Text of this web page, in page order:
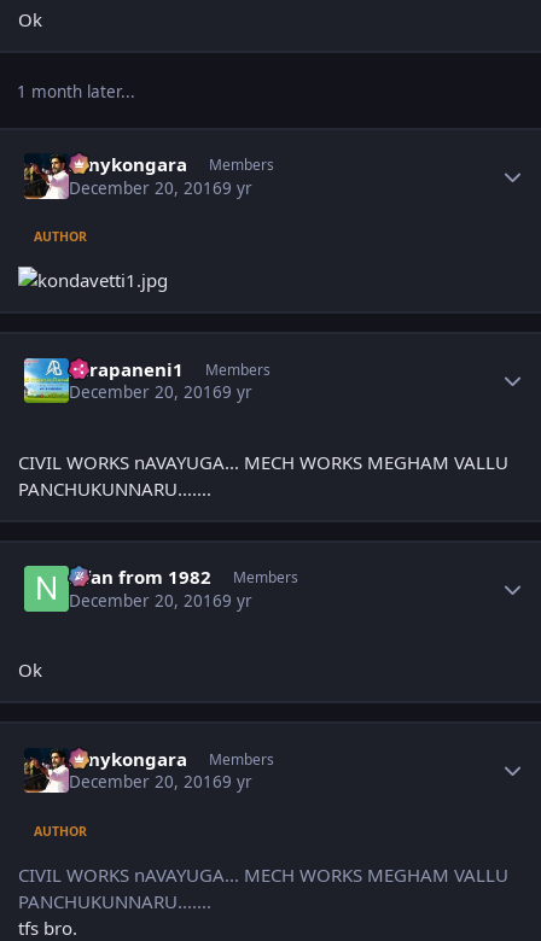
Ok
1 month later...
sonykongara Members
December 20, 20169 yr
AUTHOR
surapaneni1 Members
December 20, 20169 yr
CIVIL WORKS nAVAYUGA... MECH WORKS MEGHAM VALLU
PANCHUKUNNARU.......
Nfan from 1982 Members
December 20, 20169 yr
Ok
sonykongara Members
December 20, 20169 yr
AUTHOR
CIVIL WORKS nAVAYUGA... MECH WORKS MEGHAM VALLU
PANCHUKUNNARU.......
tfs bro.